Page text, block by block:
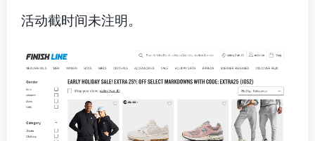
活动截时间未注明。